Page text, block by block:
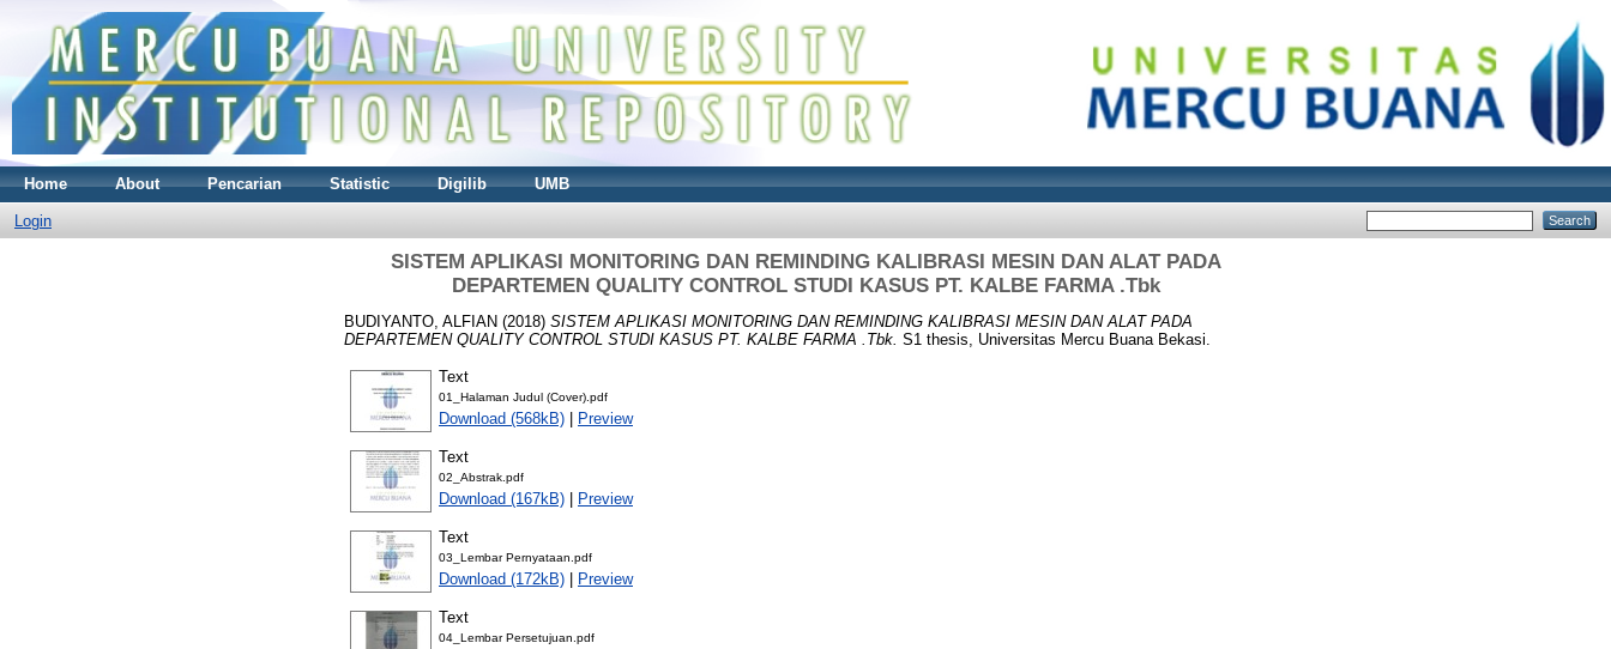
Home About Pencarian Statistic Digilib UMB
Login
SISTEM APLIKASI MONITORING DAN REMINDING KALIBRASI MESIN DAN ALAT PADA
DEPARTEMEN QUALITY CONTROL STUDI KASUS PT. KALBE FARMA .Tbk
BUDIYANTO, ALFIAN (2018) SISTEM APLIKASI MONITORING DAN REMINDING KALIBRASI MESIN DAN ALAT PADA
DEPARTEMEN QUALITY CONTROL STUDI KASUS PT. KALBE FARMA .Tbk. S1 thesis, Universitas Mercu Buana Bekasi.
Text
01_Halaman Judul (Cover).pdf
Download (568kB) Preview
Text
02_Abstrak.pdf
Download (167kB) Preview
Text
03_Lembar Pernyataan.pdf
Download (172kB) Preview
Text
04_Lembar Persetujuan.pdf